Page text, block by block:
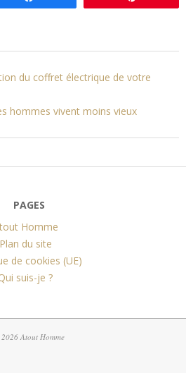
du coffret électrique de votre
hommes vivent moins vieux
PAGES
Homme
Plan du site
de cookies (UE)
suis-je ?
Atout Homme